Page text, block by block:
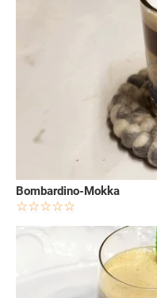
Bombardino-Mokka